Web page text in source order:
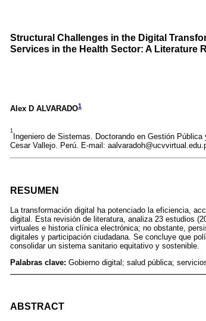
Structural Challenges in the Digital
Services in the Health Sector: A Literature
Alex D ALVARADO1
1
Ingeniero de Sistemas. Doctorando en Gestión
Cesar Vallejo. Perú. E-mail:
RESUMEN
La transformación digital ha potenciado la eficiencia,
digital. Esta revisión de literatura, analiza 23 estudios
virtuales e historia clínica electrónica; no obstante,
digitales y participación ciudadana. Se concluye que
consolidar un sistema sanitario equitativo y sostenible.
Palabras clave: Gobierno digital; salud pública;
ABSTRACT